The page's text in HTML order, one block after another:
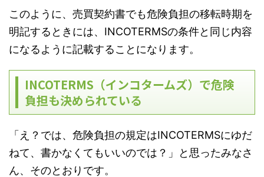
このように、売買契約書でも危険負担の移転時期を
明記するときには、INCOTERMSの条件と同じ内容
になるように記載することになります。
INCOTERMS（インコタームズ）で危険
負担も決められている
「え？では、危険負担の規定はINCOTERMSにゆだ
ねて、書かなくてもいいのでは？」と思ったみなさ
ん、そのとおりです。